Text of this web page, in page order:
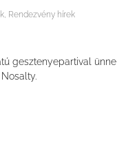
, Rendezvény hírek
gesztenyepartival